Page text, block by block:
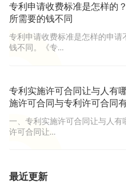
专利申请收费标准是怎样的
所需要的钱不同
专利申请收费标准是怎样的申请
钱不同。《专...
专利实施许可合同让与人有
施许可合同与专利许可合同
一、专利实施许可合同让与人有
许可合同让...
最近更新